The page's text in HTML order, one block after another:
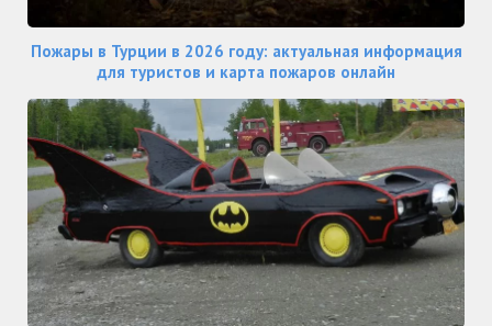
Пожары в Турции в 2026 году: актуальная информация
для туристов и карта пожаров онлайн